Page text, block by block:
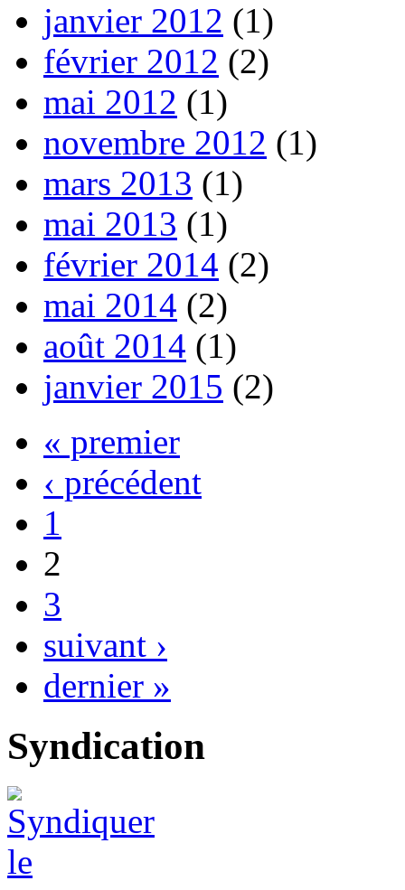
janvier 2012 (1)
février 2012 (2)
mai 2012 (1)
novembre 2012 (1)
mars 2013 (1)
mai 2013 (1)
février 2014 (2)
mai 2014 (2)
août 2014 (1)
janvier 2015 (2)
« premier
‹ précédent
1
2
3
suivant ›
dernier »
Syndication